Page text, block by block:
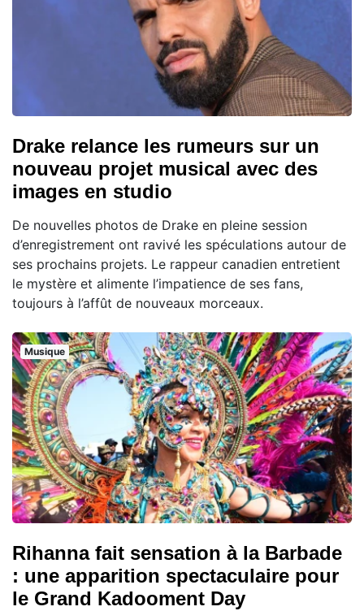
Drake relance les rumeurs sur un
nouveau projet musical avec des
images en studio
De nouvelles photos de Drake en pleine session
d’enregistrement ont ravivé les spéculations autour de
ses prochains projets. Le rappeur canadien entretient
le mystère et alimente l’impatience de ses fans,
toujours à l’affût de nouveaux morceaux.
Musique
Rihanna fait sensation à la Barbade
: une apparition spectaculaire pour
le Grand Kadooment Day